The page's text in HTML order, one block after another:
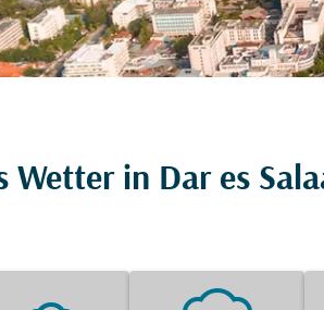
Wetter in Dar es